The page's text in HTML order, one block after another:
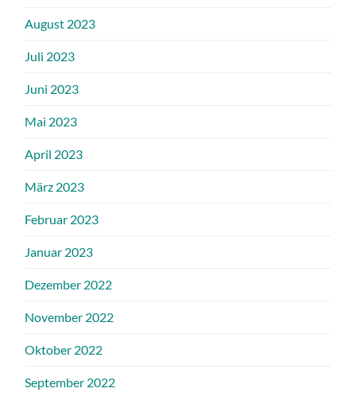
August 2023
Juli 2023
Juni 2023
Mai 2023
April 2023
März 2023
Februar 2023
Januar 2023
Dezember 2022
November 2022
Oktober 2022
September 2022